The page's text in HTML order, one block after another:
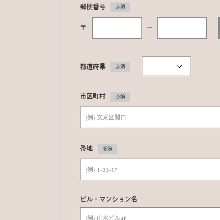
郵便番号 必須
〒 ー
都道府県 必須
市区町村 必須
番地 必須
ビル・マンション名